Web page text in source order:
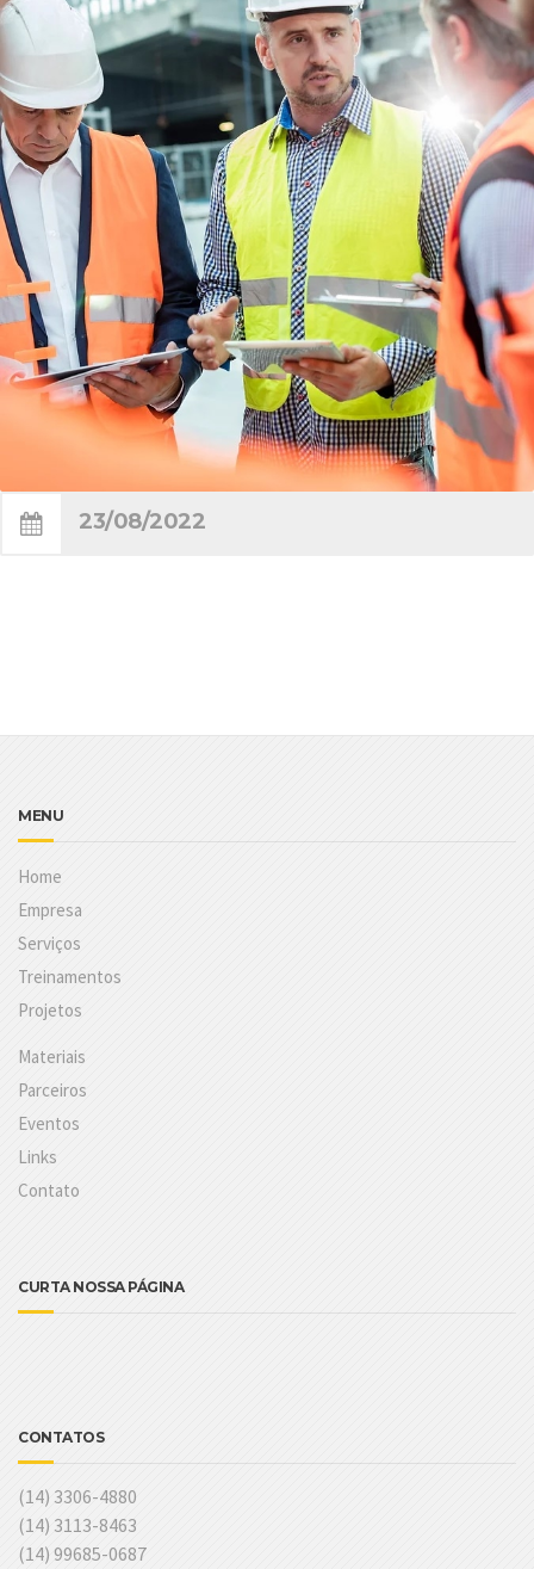
23/08/2022
MENU
Home
Empresa
Serviços
Treinamentos
Projetos
Materiais
Parceiros
Eventos
Links
Contato
CURTA NOSSA PÁGINA
CONTATOS
(14) 3306-4880
(14) 3113-8463
(14) 99685-0687